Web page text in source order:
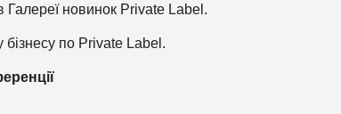
Галереї новинок Private Label.
бізнесу по Private Label.